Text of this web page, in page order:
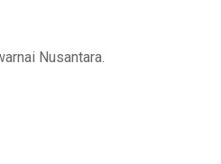
Nusantara.